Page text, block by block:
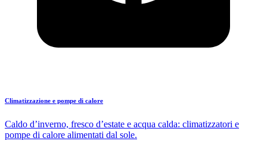
Climatizzazione e pompe di calore
Caldo d’inverno, fresco d’estate e acqua calda: climatizzatori e
pompe di calore alimentati dal sole.